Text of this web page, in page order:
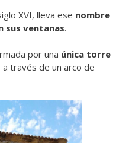
XVI, lleva ese nombre
sus ventanas.
por una única torre
a través de un arco de